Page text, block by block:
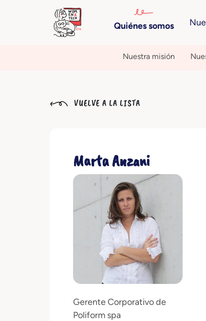
Quiénes somos
Nuestra misión
VUELVE A LA LISTA
Marta Anzani
Gerente Corporativo de
Poliform spa